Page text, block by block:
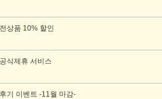
상품 10% 할인
식제휴 서비스
기 이벤트 -11월 마감-